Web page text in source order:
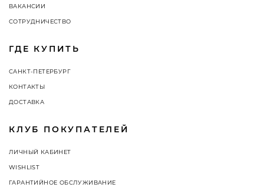
ВАКАНСИИ
СОТРУДНИЧЕСТВО
ГДЕ КУПИТЬ
САНКТ-ПЕТЕРБУРГ
КОНТАКТЫ
ДОСТАВКА
КЛУБ ПОКУПАТЕЛЕЙ
ЛИЧНЫЙ КАБИНЕТ
WISHLIST
ГАРАНТИЙНОЕ ОБСЛУЖИВАНИЕ